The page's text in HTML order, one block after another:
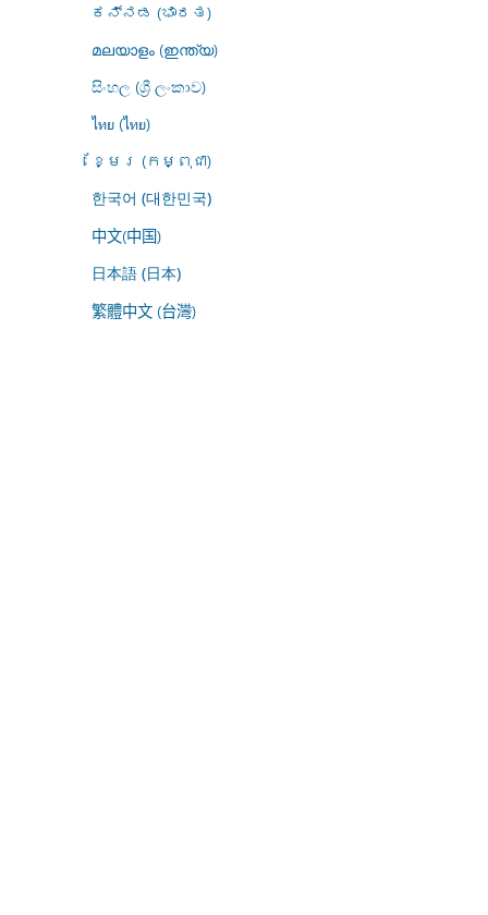
ಕನ್ನಡ (ಭಾರತ)
മലയാളം (ഇന്ത്യ)
සිංහල (ශ්‍රී ලංකාව)
ไทย (ไทย)
ខ្មែរ (កម្ពុជា)
한국어 (대한민국)
中文(中国)
日本語 (日本)
繁體中文 (台灣)